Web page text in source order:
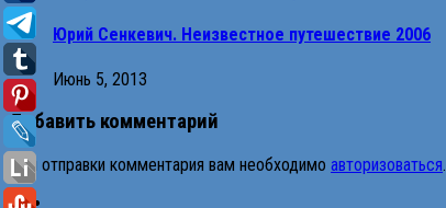
Юрий Сенкевич. Неизвестное путешествие 2006
Июнь 5, 2013
Добавить комментарий
Для отправки комментария вам необходимо авторизоваться.